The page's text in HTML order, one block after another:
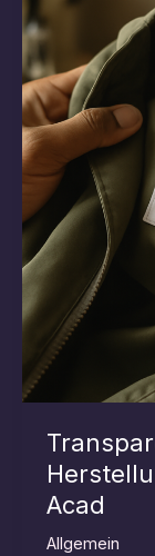
Acad
Allgemein